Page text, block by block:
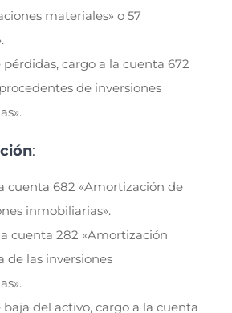
materiales» o 57
pérdidas, cargo a la cuenta 672
de inversiones
:
cuenta 682 «Amortización de
inmobiliarias».
cuenta 282 «Amortización
de las inversiones
baja del activo, cargo a la cuenta